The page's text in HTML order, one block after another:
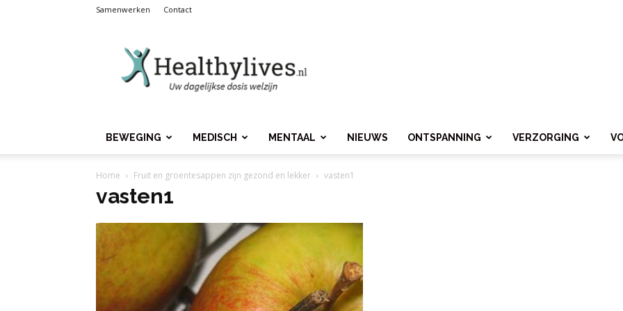
Samenwerken Contact
BEWEGING MEDISCH MENTAAL NIEUWS ONTSPANNING VERZORGING
Home Fruit en groentesappen zijn gezond en lekker vasten1
vasten1